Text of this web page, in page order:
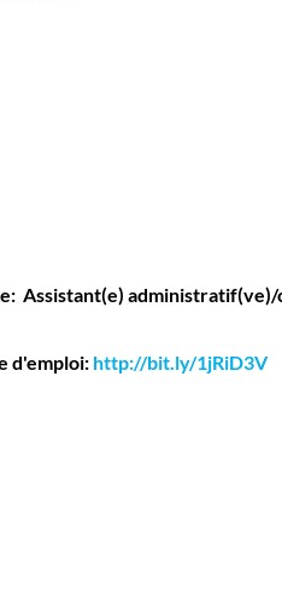
Assistant(e)
d'emploi: http://bit.ly/1jRiD3V